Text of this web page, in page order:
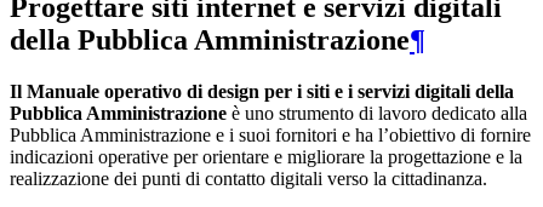
Progettare siti internet e servizi digitali
della Pubblica Amministrazione¶
Il Manuale operativo di design per i siti e i servizi digitali della
Pubblica Amministrazione è uno strumento di lavoro dedicato alla
Pubblica Amministrazione e i suoi fornitori e ha l’obiettivo di fornire
indicazioni operative per orientare e migliorare la progettazione e la
realizzazione dei punti di contatto digitali verso la cittadinanza.